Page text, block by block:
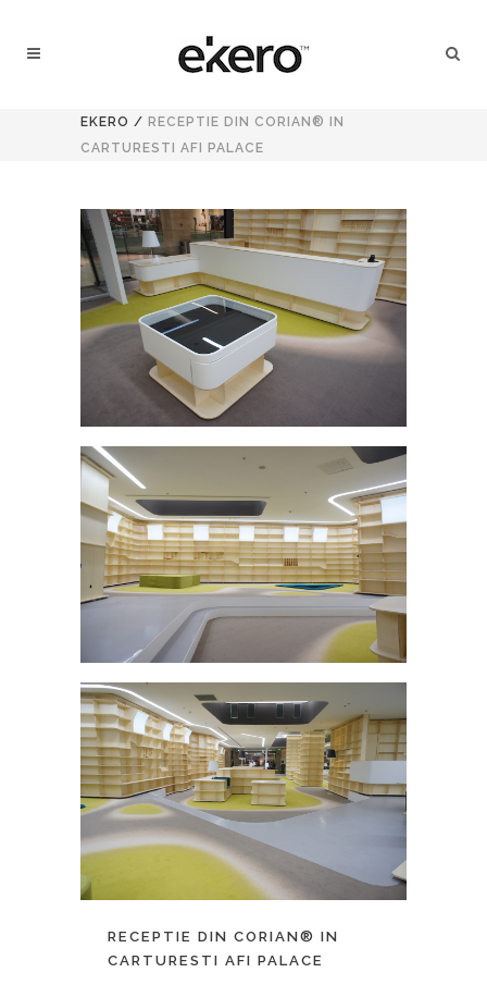
EKERO / RECEPTIE DIN CORIAN® IN
CARTURESTI AFI PALACE
RECEPTIE DIN CORIAN® IN
CARTURESTI AFI PALACE